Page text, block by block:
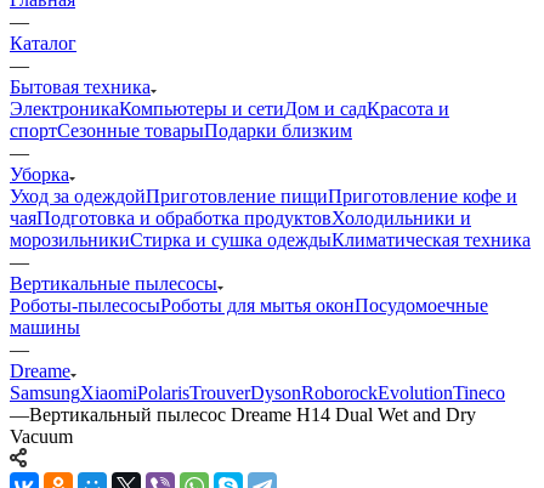
—
Каталог
—
Бытовая техника
ЭлектроникаКомпьютеры и сетиДом и садКрасота и
спортСезонные товарыПодарки близким
—
Уборка
Уход за одеждойПриготовление пищиПриготовление кофе и
чаяПодготовка и обработка продуктовХолодильники и
морозильникиСтирка и сушка одеждыКлиматическая техника
—
Вертикальные пылесосы
Роботы-пылесосыРоботы для мытья оконПосудомоечные
машины
—
Dreame
SamsungXiaomiPolarisTrouverDysonRoborockEvolutionTineco
—Вертикальный пылесос Dreame H14 Dual Wet and Dry
Vacuum